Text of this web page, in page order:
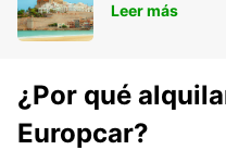
Leer más
¿Por qué
Europcar?